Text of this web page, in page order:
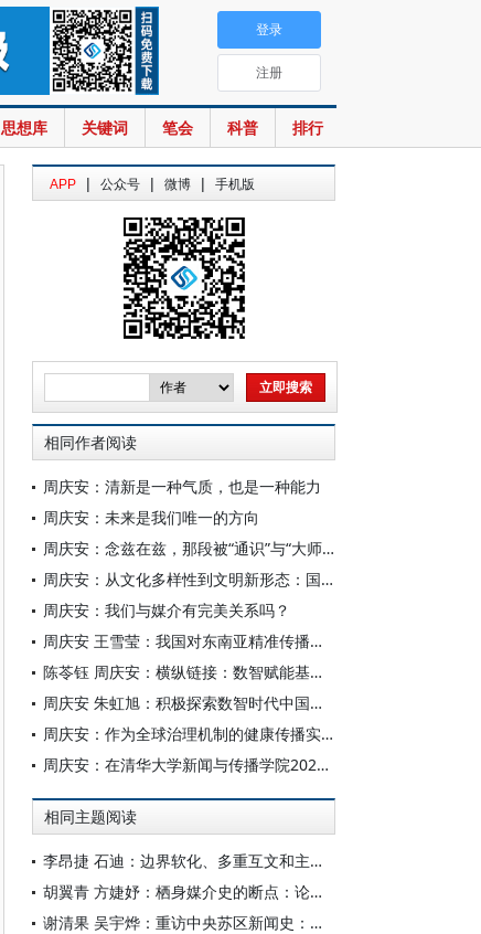
思想库 关键词 笔会 科普 排行
登录
注册
APP | 公众号 | 微博 | 手机版
相同作者阅读
周庆安：清新是一种气质，也是一种能力
周庆安：未来是我们唯一的方向
周庆安：念兹在兹，那段被“通识”与“大师”点亮的青春
周庆安：从文化多样性到文明新形态：国际传播能力建设的文明范式思考
周庆安：我们与媒介有完美关系吗？
周庆安 王雪莹：我国对东南亚精准传播效能提升：纽带构建、传播环境与策略创新
陈苓钰 周庆安：横纵链接：数智赋能基层社区治理的媒介基础结构
周庆安 朱虹旭：积极探索数智时代中国共产党形象国际传播路径
周庆安：作为全球治理机制的健康传播实践——趋势与展望
周庆安：在清华大学新闻与传播学院2025年开学典礼上的致辞
相同主题阅读
李昂捷 石迪：边界软化、多重互文和主体性重塑—— 电影《出走的决心》与“当代娜拉”媒介形象再建构
胡翼青 方婕妤：栖身媒介史的断点：论柏拉图的媒介思想
谢清果 吴宇烨：重访中央苏区新闻史：基于“人—物”媒介网络化视角